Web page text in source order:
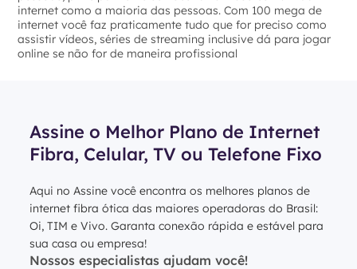
internet como a maioria das pessoas. Com 100 mega de
internet você faz praticamente tudo que for preciso como
assistir vídeos, séries de streaming inclusive dá para jogar
online se não for de maneira profissional
Assine o Melhor Plano de Internet
Fibra, Celular, TV ou Telefone Fixo
Aqui no Assine você encontra os melhores planos de
internet fibra ótica das maiores operadoras do Brasil:
Oi, TIM e Vivo. Garanta conexão rápida e estável para
sua casa ou empresa!
Nossos especialistas ajudam você!